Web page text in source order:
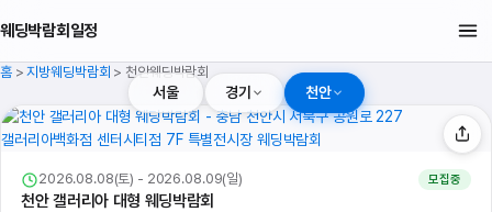
웨딩박람회일정
서울 경기 천안
홈>지방웨딩박람회 > 천안웨딩박람회
2026.08.08(토) - 2026.08.09(일) 모집중
천안 갤러리아 대형 웨딩박람회